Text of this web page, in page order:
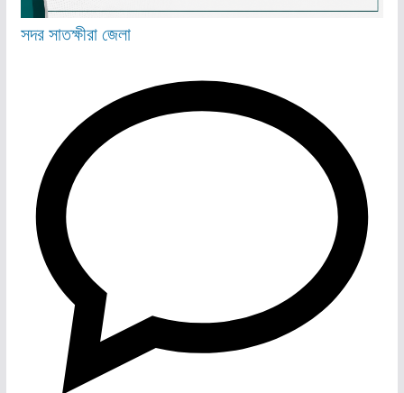
সদরসাতক্ষীরা জেলা